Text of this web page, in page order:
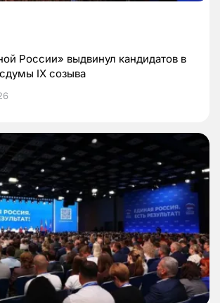
России» выдвинул кандидатов в
IX созыва